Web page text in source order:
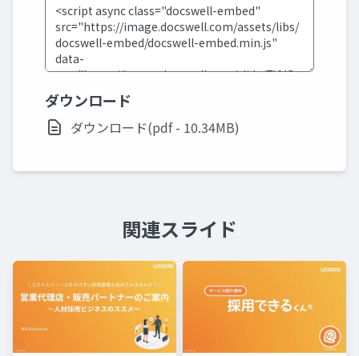
ダウンロード
ダウンロード(pdf - 10.34MB)
関連スライド